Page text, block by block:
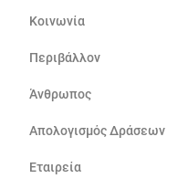
Κοινωνία
Περιβάλλον
Άνθρωπος
Απολογισμός Δράσεων
Εταιρεία